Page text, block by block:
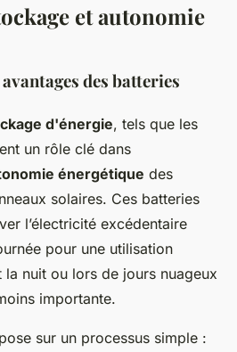
et autonomie
des batteries
d'énergie, tels que les
un rôle clé dans
énergétique des
solaires. Ces batteries
l’électricité excédentaire
pour une utilisation
la nuit ou lors de jours nuageux
importante.
sur un processus simple :